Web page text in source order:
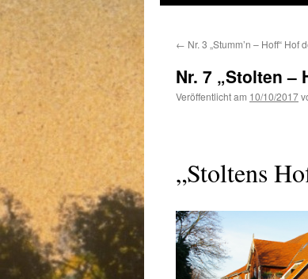
← Nr. 3 „Stumm’n – Hoff“ Hof
Nr. 7 „Stolten –
Veröffentlicht am 10/10/2017
„Stoltens